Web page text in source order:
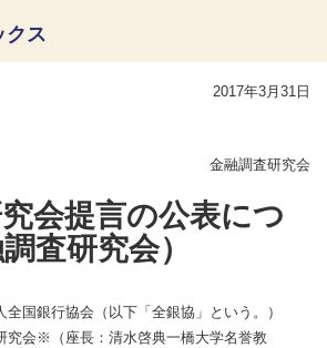
クス
2017年3月31日
金融調査研究会
会提言の公表につ
査研究会）
国銀行協会（以下「全銀協」という。）
究会※（座長：清水啓典一橋大学名誉教